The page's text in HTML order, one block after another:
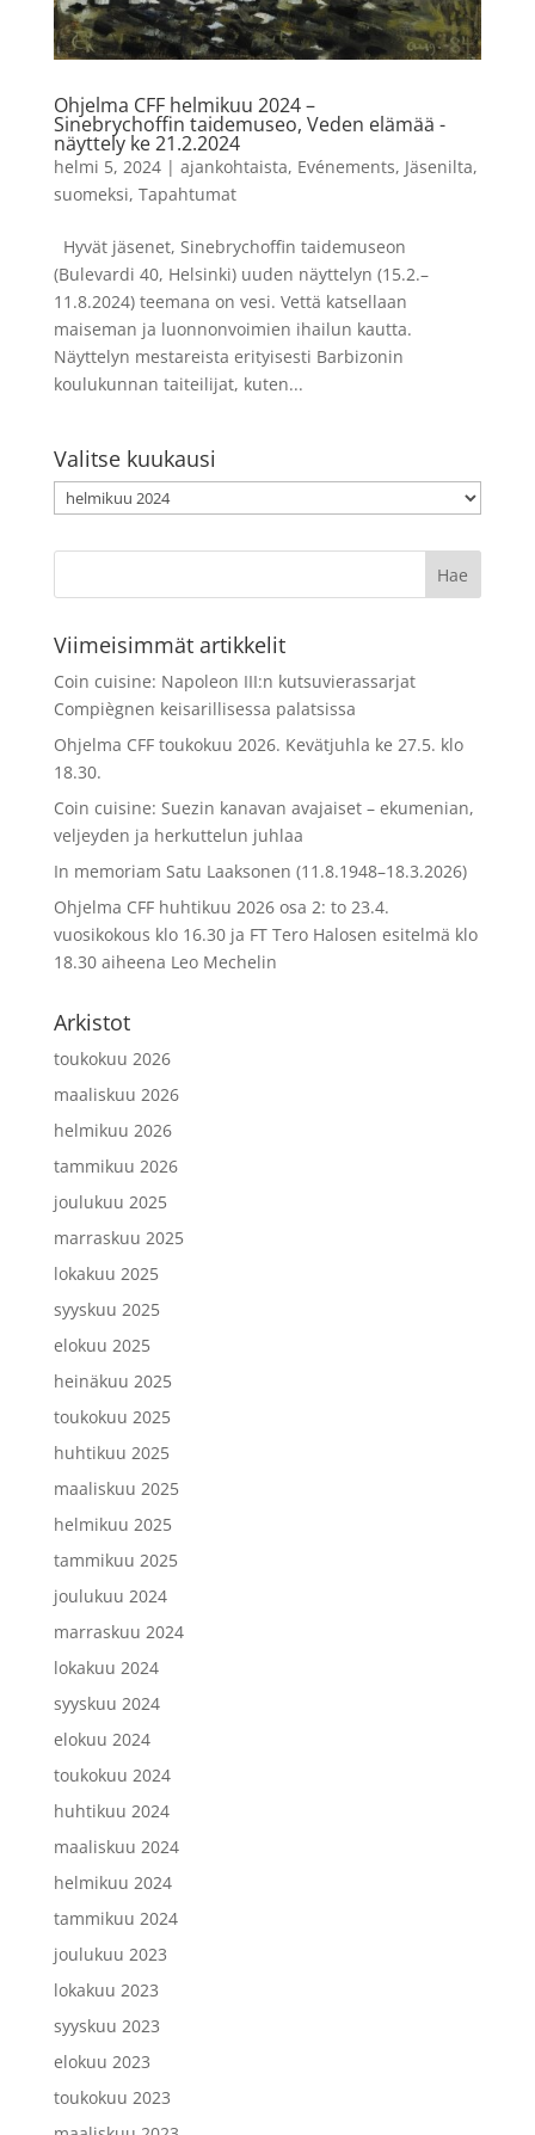
Ohjelma CFF helmikuu 2024 –
Sinebrychoffin taidemuseo, Veden elämää -
näyttely ke 21.2.2024
helmi 5, 2024| ajankohtaista, Evénements, Jäsenilta,
suomeksi, Tapahtumat
Hyvät jäsenet, Sinebrychoffin taidemuseon
(Bulevardi 40, Helsinki) uuden näyttelyn (15.2.–
11.8.2024) teemana on vesi. Vettä katsellaan
maiseman ja luonnonvoimien ihailun kautta.
Näyttelyn mestareista erityisesti Barbizonin
koulukunnan taiteilijat, kuten...
Valitse kuukausi
Valitse
kuukausi
Viimeisimmät artikkelit
Coin cuisine: Napoleon III:n kutsuvierassarjat
Compiègnen keisarillisessa palatsissa
Ohjelma CFF toukokuu 2026. Kevätjuhla ke 27.5. klo
18.30.
Coin cuisine: Suezin kanavan avajaiset – ekumenian,
veljeyden ja herkuttelun juhlaa
In memoriam Satu Laaksonen (11.8.1948–18.3.2026)
Ohjelma CFF huhtikuu 2026 osa 2: to 23.4.
vuosikokous klo 16.30 ja FT Tero Halosen esitelmä klo
18.30 aiheena Leo Mechelin
Arkistot
toukokuu 2026
maaliskuu 2026
helmikuu 2026
tammikuu 2026
joulukuu 2025
marraskuu 2025
lokakuu 2025
syyskuu 2025
elokuu 2025
heinäkuu 2025
toukokuu 2025
huhtikuu 2025
maaliskuu 2025
helmikuu 2025
tammikuu 2025
joulukuu 2024
marraskuu 2024
lokakuu 2024
syyskuu 2024
elokuu 2024
toukokuu 2024
huhtikuu 2024
maaliskuu 2024
helmikuu 2024
tammikuu 2024
joulukuu 2023
lokakuu 2023
syyskuu 2023
elokuu 2023
toukokuu 2023